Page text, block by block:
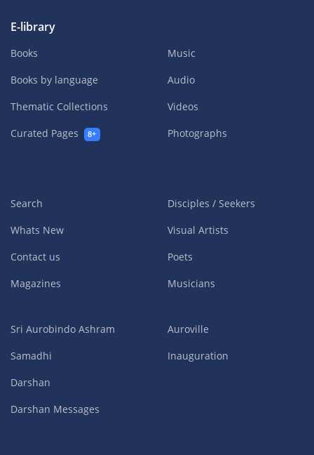
E-library
Books
Books by language
Thematic Collections
Curated Pages
8+
Music
Audio
Videos
Photographs
Search
Whats New
Contact us
Magazines
Disciples / Seekers
Visual Artists
Poets
Musicians
Sri Aurobindo Ashram
Samadhi
Darshan
Darshan Messages
Auroville
Inauguration